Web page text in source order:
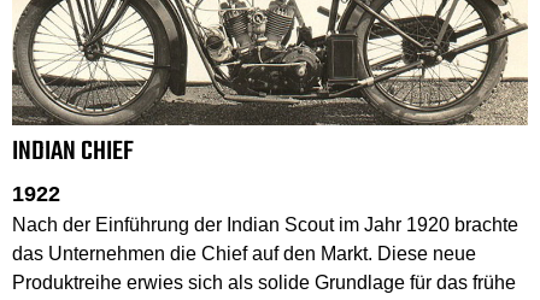
INDIAN CHIEF
1922
Nach der Einführung der Indian Scout im Jahr 1920 brachte
das Unternehmen die Chief auf den Markt. Diese neue
Produktreihe erwies sich als solide Grundlage für das frühe